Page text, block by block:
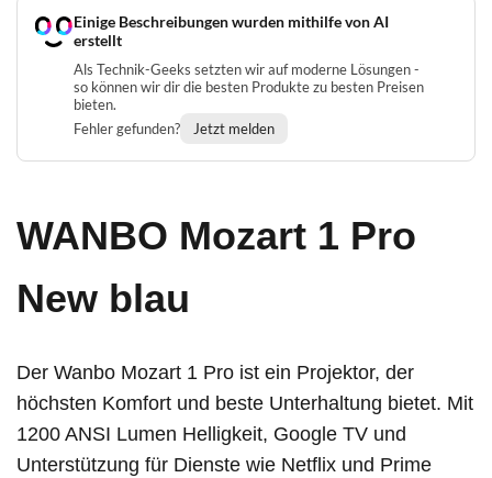
Einige Beschreibungen wurden mithilfe von AI
erstellt
Als Technik-Geeks setzten wir auf moderne Lösungen -
so können wir dir die besten Produkte zu besten Preisen
bieten.
Fehler gefunden?
Jetzt melden
WANBO Mozart 1 Pro
New blau
Der Wanbo Mozart 1 Pro ist ein Projektor, der
höchsten Komfort und beste Unterhaltung bietet. Mit
1200 ANSI Lumen Helligkeit, Google TV und
Unterstützung für Dienste wie Netflix und Prime